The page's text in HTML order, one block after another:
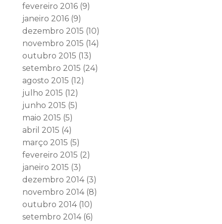
fevereiro 2016(9)
janeiro 2016(9)
dezembro 2015 (10)
novembro 2015 (14)
outubro 2015 (13)
setembro 2015 (24)
agosto 2015 (12)
julho 2015 (12)
junho 2015 (5)
maio 2015 (5)
abril 2015 (4)
março 2015 (5)
fevereiro 2015 (2)
janeiro 2015 (3)
dezembro 2014(3)
novembro 2014(8)
outubro 2014(10)
setembro 2014(6)